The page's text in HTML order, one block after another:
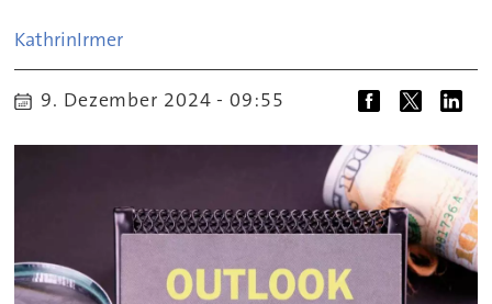
KathrinIrmer
9. Dezember 2024 - 09:55